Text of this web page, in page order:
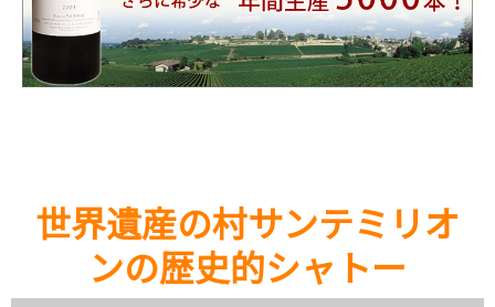
世界遺産の村サンテミリオ
ンの歴史的シャトー